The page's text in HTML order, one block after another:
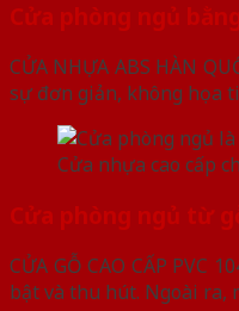
Cửa phòng ngủ
CỬA NHỰA ABS HÀN
sự đơn giản, không họa
Cửa nhựa cao cấp
Cửa phòng ngủ từ
CỬA GỖ CAO CẤP
bật và thu hút. Ngoài ra,